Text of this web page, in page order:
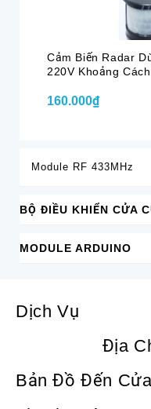
Cảm Biến Radar
220V Khoảng
160.000₫
Module RF 433MHz
BỘ ĐIỀU KHIỂN CỬA
MODULE ARDUINO
Dịch Vụ
Địa
Bản Đồ Đến